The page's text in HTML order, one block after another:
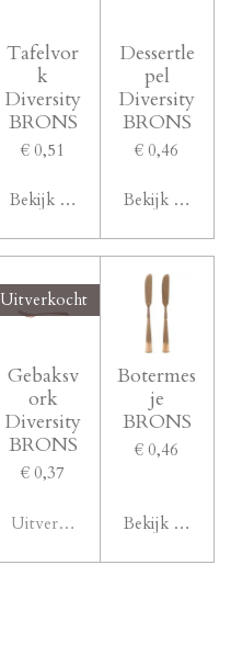
Tafelvor
k
Diversity
BRONS
€ 0,51
Bekijk details
Dessertle
pel
Diversity
BRONS
€ 0,46
Bekijk details
Uitverkocht
Gebaksv
ork
Diversity
BRONS
€ 0,37
Uitverkocht
Botermes
je
BRONS
€ 0,46
Bekijk details